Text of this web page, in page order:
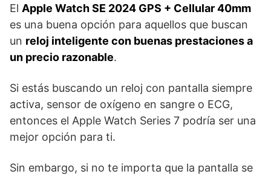
El Apple Watch SE 2024 GPS + Cellular 40mm
es una buena opción para aquellos que buscan
un reloj inteligente con buenas prestaciones a
un precio razonable.
Si estás buscando un reloj con pantalla siempre
activa, sensor de oxígeno en sangre o ECG,
entonces el Apple Watch Series 7 podría ser una
mejor opción para ti.
Sin embargo, si no te importa que la pantalla se